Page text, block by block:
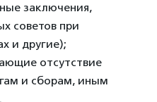
заключения,
советов при
и другие);
отсутствие
и сборам, иным